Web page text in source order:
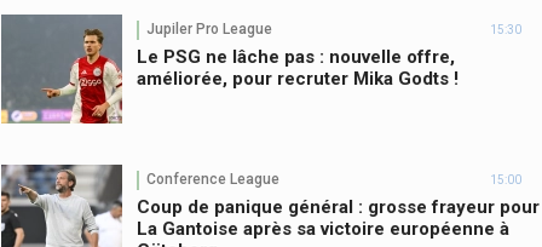
Jupiler Pro League 15:30
Le PSG ne lâche pas : nouvelle offre,
améliorée, pour recruter Mika Godts !
Conference League 15:00
Coup de panique général : grosse frayeur pour
La Gantoise après sa victoire européenne à